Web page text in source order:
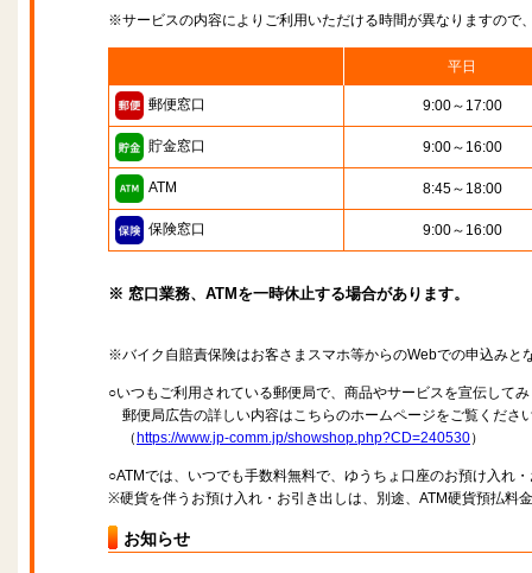
※サービスの内容によりご利用いただける時間が異なりますので
平日
郵便窓口 9:00～17:00
貯金窓口 9:00～16:00
ATM 8:45～18:00
保険窓口 9:00～16:00
※ 窓口業務、ATMを一時休止する場合があります。
※バイク自賠責保険はお客さまスマホ等からのWebでの申込みと
○いつもご利用されている郵便局で、商品やサービスを宣伝して
郵便局広告の詳しい内容はこちらのホームページをご覧くださ
（ https://www.jp-comm.jp/showshop.php?CD=240530）
○ATMでは、いつでも手数料無料で、ゆうちょ口座のお預け入れ
※硬貨を伴うお預け入れ・お引き出しは、別途、ATM硬貨預払料
お知らせ